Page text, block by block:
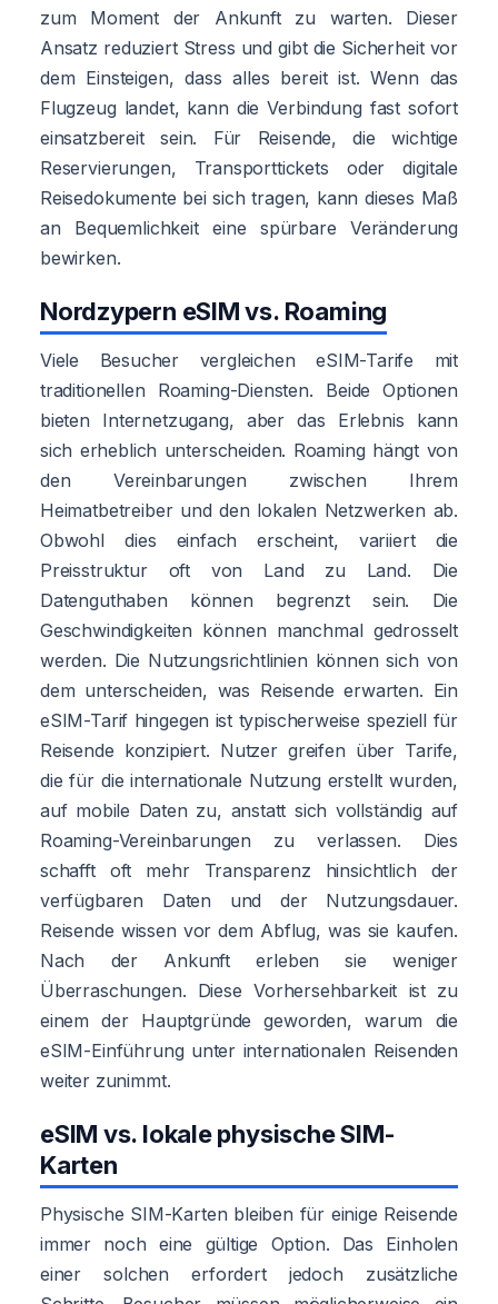
zum Moment der Ankunft zu warten. Dieser
Ansatz reduziert Stress und gibt die Sicherheit vor
dem Einsteigen, dass alles bereit ist. Wenn das
Flugzeug landet, kann die Verbindung fast sofort
einsatzbereit sein. Für Reisende, die wichtige
Reservierungen, Transporttickets oder digitale
Reisedokumente bei sich tragen, kann dieses Maß
an Bequemlichkeit eine spürbare Veränderung
bewirken.
Nordzypern eSIM vs. Roaming
Viele Besucher vergleichen eSIM-Tarife mit
traditionellen Roaming-Diensten. Beide Optionen
bieten Internetzugang, aber das Erlebnis kann
sich erheblich unterscheiden. Roaming hängt von
den Vereinbarungen zwischen Ihrem
Heimatbetreiber und den lokalen Netzwerken ab.
Obwohl dies einfach erscheint, variiert die
Preisstruktur oft von Land zu Land. Die
Datenguthaben können begrenzt sein. Die
Geschwindigkeiten können manchmal gedrosselt
werden. Die Nutzungsrichtlinien können sich von
dem unterscheiden, was Reisende erwarten. Ein
eSIM-Tarif hingegen ist typischerweise speziell für
Reisende konzipiert. Nutzer greifen über Tarife,
die für die internationale Nutzung erstellt wurden,
auf mobile Daten zu, anstatt sich vollständig auf
Roaming-Vereinbarungen zu verlassen. Dies
schafft oft mehr Transparenz hinsichtlich der
verfügbaren Daten und der Nutzungsdauer.
Reisende wissen vor dem Abflug, was sie kaufen.
Nach der Ankunft erleben sie weniger
Überraschungen. Diese Vorhersehbarkeit ist zu
einem der Hauptgründe geworden, warum die
eSIM-Einführung unter internationalen Reisenden
weiter zunimmt.
eSIM vs. lokale physische SIM-
Karten
Physische SIM-Karten bleiben für einige Reisende
immer noch eine gültige Option. Das Einholen
einer solchen erfordert jedoch zusätzliche